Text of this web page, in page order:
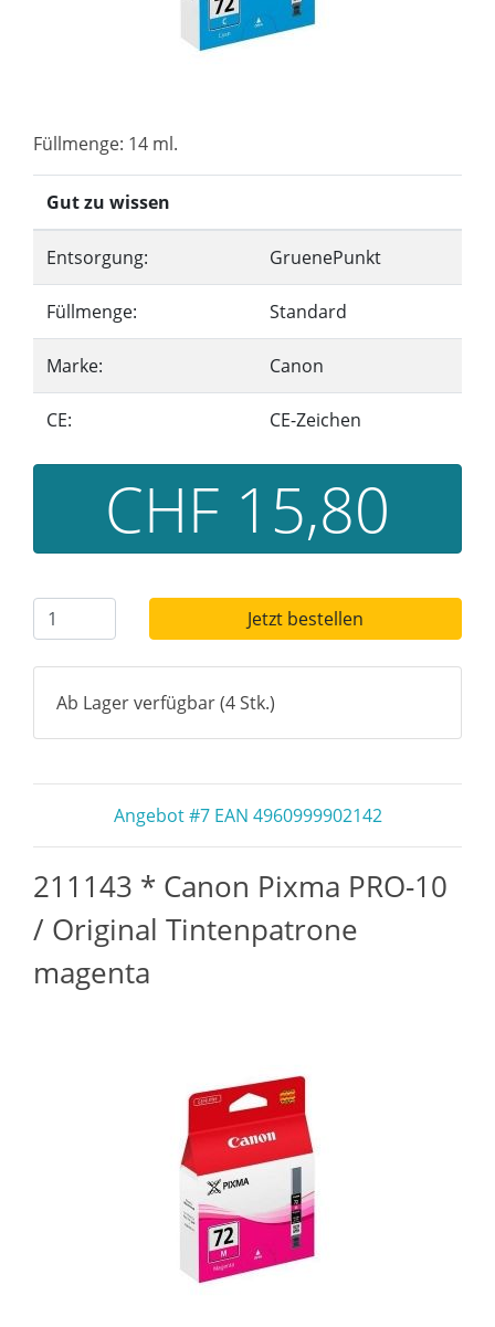
Füllmenge: 14 ml.
Gut zu wissen
Entsorgung: GruenePunkt
Füllmenge: Standard
Marke: Canon
CE: CE-Zeichen
CHF 15,80
Jetzt bestellen
Ab Lager verfügbar (4 Stk.)
Angebot #7 EAN 4960999902142
211143 * Canon Pixma PRO-10
/ Original Tintenpatrone
magenta